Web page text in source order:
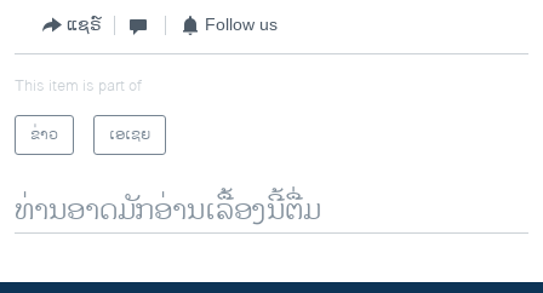
ແຊຣ໌ Follow us
This item is part of
ຂ່າວ
ເອເຊຍ
ທ່ານອາດມັກອ່ານເລື້ອງນີ້ຕື່ມ